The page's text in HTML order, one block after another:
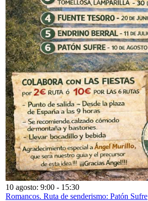
10 agosto: 9:00 - 15:30
Romancos. Ruta de senderismo: Patón Sufre